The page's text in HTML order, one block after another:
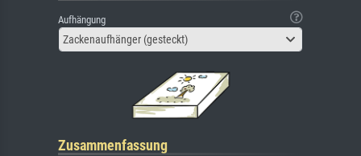
Aufhängung
Zackenaufhänger (gesteckt)
Zusammenfassung